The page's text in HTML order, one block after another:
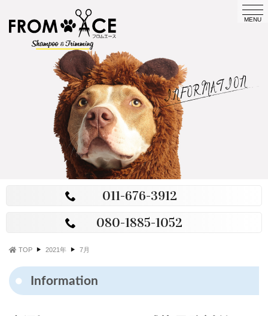
t
o
g
t
MENU
ACE
011-676-3912
080-1885-1052
TOP 2021年 7月
Information